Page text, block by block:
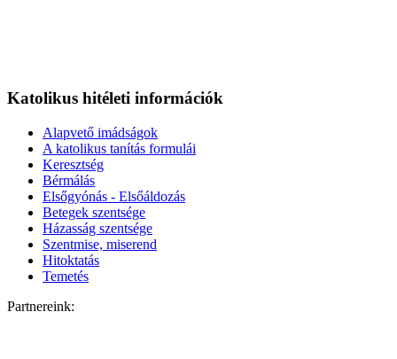
Katolikus hitéleti információk
Alapvető imádságok
A katolikus tanítás formulái
Keresztség
Bérmálás
Elsőgyónás - Elsőáldozás
Betegek szentsége
Házasság szentsége
Szentmise, miserend
Hitoktatás
Temetés
Partnereink: